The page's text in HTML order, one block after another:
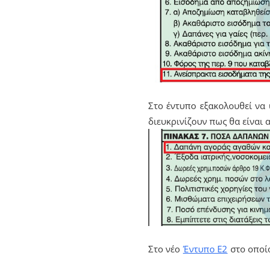
Στο έντυπο εξακολουθεί
διευκρινίζουν πως θα είναι
Στο νέο Έντυπο Ε2 στο